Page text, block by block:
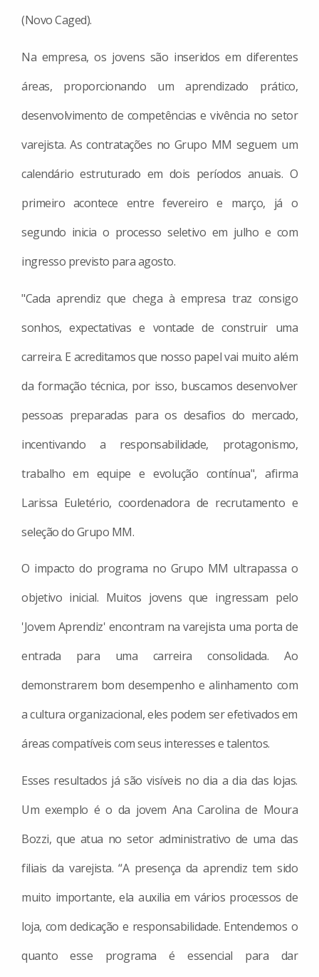
(Novo Caged).
Na empresa, os jovens são inseridos em diferentes
áreas, proporcionando um aprendizado prático,
desenvolvimento de competências e vivência no setor
varejista. As contratações no Grupo MM seguem um
calendário estruturado em dois períodos anuais. O
primeiro acontece entre fevereiro e março, já o
segundo inicia o processo seletivo em julho e com
ingresso previsto para agosto.
"Cada aprendiz que chega à empresa traz consigo
sonhos, expectativas e vontade de construir uma
carreira. E acreditamos que nosso papel vai muito além
da formação técnica, por isso, buscamos desenvolver
pessoas preparadas para os desafios do mercado,
incentivando a responsabilidade, protagonismo,
trabalho em equipe e evolução contínua", afirma
Larissa Euletério, coordenadora de recrutamento e
seleção do Grupo MM.
O impacto do programa no Grupo MM ultrapassa o
objetivo inicial. Muitos jovens que ingressam pelo
'Jovem Aprendiz' encontram na varejista uma porta de
entrada para uma carreira consolidada. Ao
demonstrarem bom desempenho e alinhamento com
a cultura organizacional, eles podem ser efetivados em
áreas compatíveis com seus interesses e talentos.
Esses resultados já são visíveis no dia a dia das lojas.
Um exemplo é o da jovem Ana Carolina de Moura
Bozzi, que atua no setor administrativo de uma das
filiais da varejista. “A presença da aprendiz tem sido
muito importante, ela auxilia em vários processos de
loja, com dedicação e responsabilidade. Entendemos o
quanto esse programa é essencial para dar